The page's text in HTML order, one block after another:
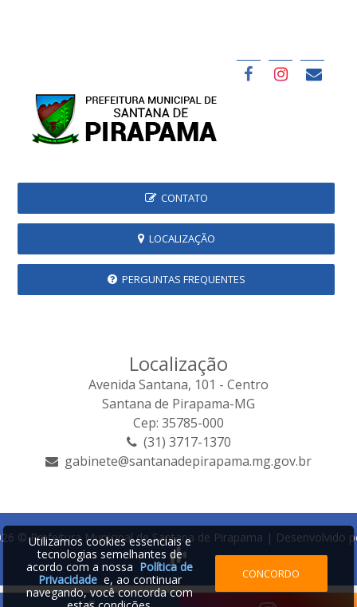
CONTATO
LOCALIZAÇÃO
PERGUNTAS FREQUENTES
Localização
Avenida Santana, 101 - Centro
Santana de Pirapama-MG
Cep: 35785-000
(31) 3717-1370
gabinete@santanadepirapama.mg.gov.br
© Prefeitura Municipal de Santana de Pirapama | Desenvolvido
Utilizamos cookies essenciais e
tecnologias semelhantes de
acordo com a nossa Política de
Privacidadee, ao continuar
navegando, você concorda com
CONCORDO